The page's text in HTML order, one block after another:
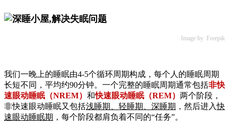
Image by Freepik
我们一晚上的睡眠由4-5个循环周期构成，每个人的睡眠周期
长短不同，平均约90分钟。一个完整的睡眠周期通常包括非快
速眼动睡眠（NREM） 和快速眼动睡眠（REM） 两个阶段，
非快速眼动睡眠又包括浅睡期、轻睡期、深睡期 ，然后进入快
速眼动睡眠期 ，每个阶段都肩负着不同的“任务”。